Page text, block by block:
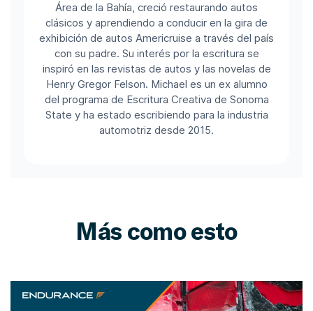
Área de la Bahía, creció restaurando autos
clásicos y aprendiendo a conducir en la gira de
exhibición de autos Americruise a través del país
con su padre. Su interés por la escritura se
inspiró en las revistas de autos y las novelas de
Henry Gregor Felson. Michael es un ex alumno
del programa de Escritura Creativa de Sonoma
State y ha estado escribiendo para la industria
automotriz desde 2015.
Más como esto